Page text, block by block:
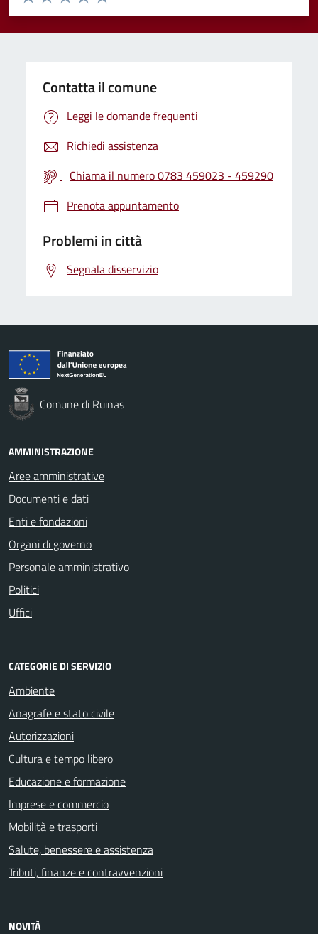
Valuta 5 stelle su 5
Valuta 4 stelle su 5
Valuta 3 stelle su 5
Valuta 2 stelle su 5
Valuta 1 stelle su 5
Contatta il comune
Leggi le domande frequenti
Richiedi assistenza
Chiama il numero 0783 459023 - 459290
Prenota appuntamento
Problemi in città
Segnala disservizio
Comune di Ruinas
AMMINISTRAZIONE
Aree amministrative
Documenti e dati
Enti e fondazioni
Organi di governo
Personale amministrativo
Politici
Uffici
CATEGORIE DI SERVIZIO
Ambiente
Anagrafe e stato civile
Autorizzazioni
Cultura e tempo libero
Educazione e formazione
Imprese e commercio
Mobilità e trasporti
Salute, benessere e assistenza
Tributi, finanze e contravvenzioni
NOVITÀ